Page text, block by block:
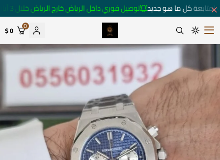
كل ما هو جديد توصيل فوري داخل الرياض خارج الرياض خلال 3 أيام 🚚
متجر ساعات رومانس
0
0 $